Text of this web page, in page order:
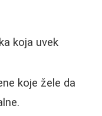
koja uvek
koje žele da